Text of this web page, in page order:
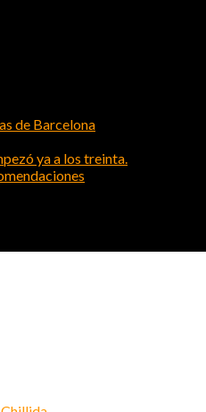
de Barcelona
ya a los treinta.